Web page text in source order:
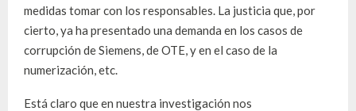
medidas tomar con los responsables. La justicia que, por
cierto, ya ha presentado una demanda en los casos de
corrupción de Siemens, de OTE, y en el caso de la
numerización, etc.
Está claro que en nuestra investigación nos